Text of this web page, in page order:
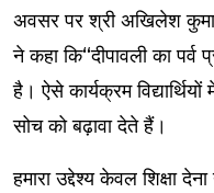
अवसर पर श्री अखिलेश
ने कहा कि“दीपावली का पर्व
है। ऐसे कार्यक्रम
सोच को बढ़ावा देते हैं।
हमारा उद्देश्य केवल शिक्षा